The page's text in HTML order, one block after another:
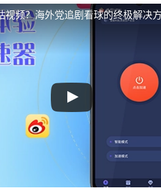
视频？海外党追剧看球的终极解决